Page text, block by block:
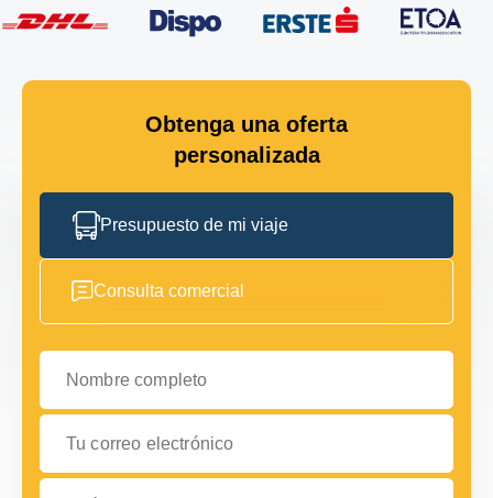
Obtenga una oferta
personalizada
Presupuesto de mi viaje
Consulta comercial
Nombre completo
Tu correo electrónico
Cuéntanos sobre tus planes